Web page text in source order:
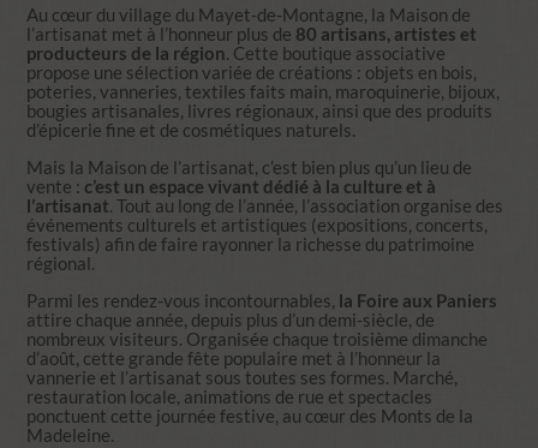
Au cœur du village du Mayet-de-Montagne, la Maison de
l’artisanat met à l’honneur plus de 80 artisans, artistes et
producteurs de la région. Cette boutique associative
propose une sélection variée de créations : objets en bois,
poteries, vanneries, textiles faits main, maroquinerie, bijoux,
bougies artisanales, livres régionaux, ainsi que des produits
d’épicerie fine et de cosmétiques naturels.
Mais la Maison de l’artisanat, c’est bien plus qu’un lieu de
vente : c’est un espace vivant dédié à la culture et à
l’artisanat. Tout au long de l’année, l’association organise des
événements culturels et artistiques (expositions, concerts,
festivals) afin de faire rayonner la richesse du patrimoine
régional.
Parmi les rendez-vous incontournables, la Foire aux Paniers
attire chaque année, depuis plus d’un demi-siècle, de
nombreux visiteurs. Organisée chaque troisième dimanche
d’août, cette grande fête populaire met à l’honneur la
vannerie et l’artisanat sous toutes ses formes. Marché,
restauration locale, animations de rue et spectacles
ponctuent cette journée festive, au cœur des Monts de la
Madeleine.